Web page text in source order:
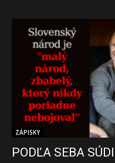
ZÁPISKY
PODĽA SEBA